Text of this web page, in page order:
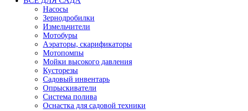
Насосы
Зернодробилки
Измельчители
Мотобуры
Аэраторы, скарификаторы
Мотопомпы
Мойки высокого давления
Кусторезы
Садовый инвентарь
Опрыскиватели
Система полива
Оснастка для садовой техники